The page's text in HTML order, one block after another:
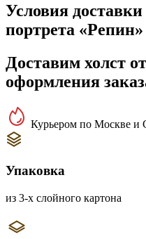
Условия
портрета «Репин»
Доставим холст
оформления
Курьером по Москве и
Упаковка
из 3-х слойного картона